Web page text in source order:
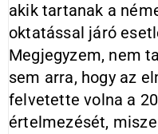
akik tartanak a
oktatással járó
Megjegyzem, nem
sem arra, hogy az
felvetette volna a
értelmezését,